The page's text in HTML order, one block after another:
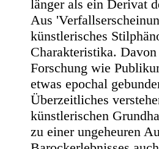
länger als ein Derivat
Aus
künstlerisches
Charakteristika.
Forschung wie
etwas epochal
Überzeitliches
künstlerischen
zu einer ungeheuren